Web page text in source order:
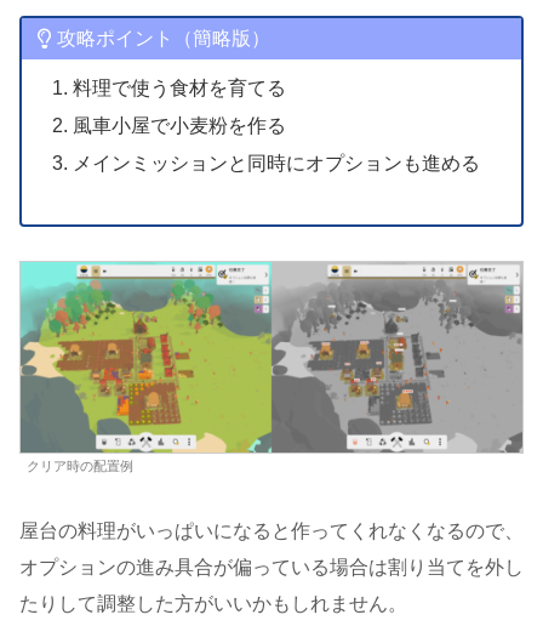
攻略ポイント（簡略版）
料理で使う食材を育てる
風車小屋で小麦粉を作る
メインミッションと同時にオプションも進める
クリア時の配置例
屋台の料理がいっぱいになると作ってくれなくなるので、
オプションの進み具合が偏っている場合は割り当てを外し
たりして調整した方がいいかもしれません。